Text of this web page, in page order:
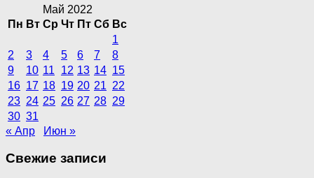
Май 2022
Пн Вт Ср Чт Пт Сб Вс
1
2
3 4 5 6 7
8
9
10 11 12 13 14 15
16 17 18 19 20 21 22
23 24 25 26 27 28 29
30 31
« Апр
Июн »
Свежие записи